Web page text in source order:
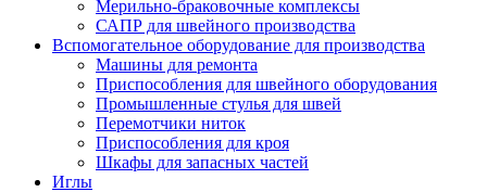
Мерильно-браковочные комплексы
САПР для швейного производства
Вспомогательное оборудование для производства
Машины для ремонта
Приспособления для швейного оборудования
Промышленные стулья для швей
Перемотчики ниток
Приспособления для кроя
Шкафы для запасных частей
Иглы